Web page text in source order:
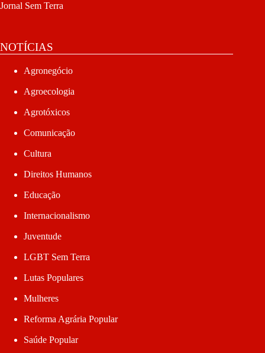
Jornal Sem Terra
NOTÍCIAS
Agronegócio
Agroecologia
Agrotóxicos
Comunicação
Cultura
Direitos Humanos
Educação
Internacionalismo
Juventude
LGBT Sem Terra
Lutas Populares
Mulheres
Reforma Agrária Popular
Saúde Popular